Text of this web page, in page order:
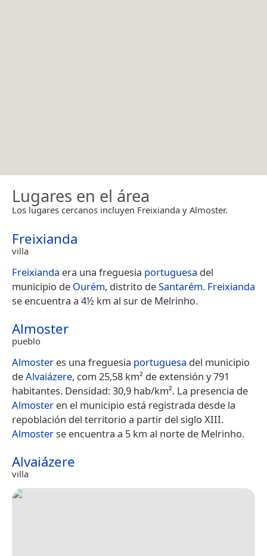
Lugares en el área
Los lugares cercanos incluyen Freixianda y Almoster.
Freixianda
villa
Freixianda era una freguesia portuguesa del
municipio de Ourém, distrito deSantarém. Freixianda
se encuentra a 4½ km al sur de Melrinho.
Almoster
pueblo
Almoster es una freguesia portuguesa del municipio
deAlvaiázere, com 25,58 km² de extensión y 791
habitantes. Densidad: 30,9 hab/km². La presencia de
Almoster en el municipio está registrada desde la
repoblación del territorio a partir del siglo XIII.
Almosterse encuentra a 5 km al norte de Melrinho.
Alvaiázere
villa